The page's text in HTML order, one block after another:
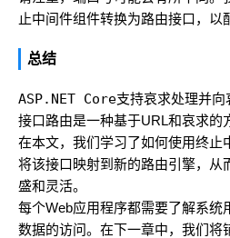
止中间件组件转换为路由接口，以
总结
ASP.NET Core支持哀求处理并向
接口路由是一种基于URL和哀求的
在本文，我们学习了如何使用终止
将该接口映射到新的路由引擎，从
盛和灵活。
每个Web应用程序都需要了解系统
数据的访问。在下一章中，我们将